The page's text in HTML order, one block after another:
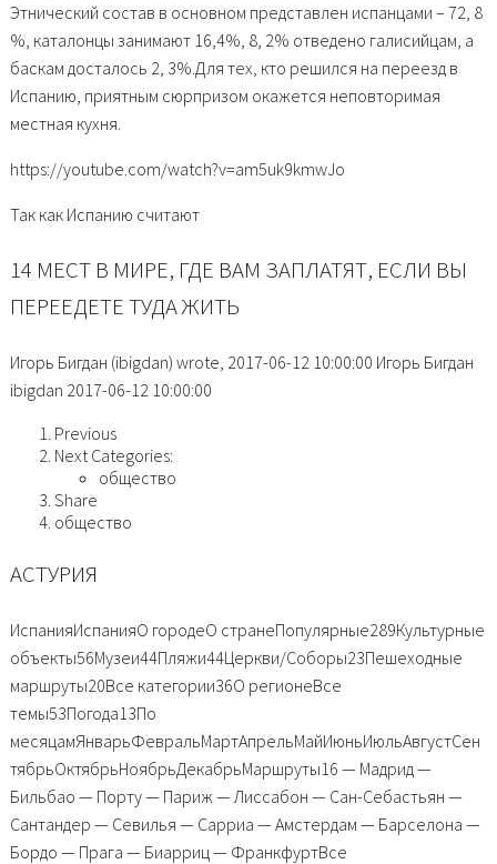
Этнический состав в основном представлен испанцами – 72, 8
%, каталонцы занимают 16,4%, 8, 2% отведено галисийцам, а
баскам досталось 2, 3%. Для тех, кто решился на переезд в
Испанию, приятным сюрпризом окажется неповторимая
местная кухня.
https://youtube.com/watch?v=am5uk9kmwJo
Так как Испанию считают
14 МЕСТ В МИРЕ, ГДЕ ВАМ ЗАПЛАТЯТ, ЕСЛИ ВЫ
ПЕРЕЕДЕТЕ ТУДА ЖИТЬ
Игорь Бигдан (ibigdan) wrote, 2017-06-12 10:00:00 Игорь Бигдан
ibigdan 2017-06-12 10:00:00
Previous
Next Categories:
общество
Share
общество
АСТУРИЯ
ИспанияИспанияО городеО странеПопулярные289Культурные
объекты56Музеи44Пляжи44Церкви/Соборы23Пешеходные
маршруты20Все категории36О регионеВсе
темы53Погода13По
месяцамЯнварьФевральМартАпрельМайИюньИюльАвгустСен
тябрьОктябрьНоябрьДекабрьМаршруты16 — Мадрид —
Бильбао — Порту — Париж — Лиссабон — Сан-Себастьян —
Сантандер — Севилья — Сарриа — Амстердам — Барселона —
Бордо — Прага — Биарриц — ФранкфуртВсе